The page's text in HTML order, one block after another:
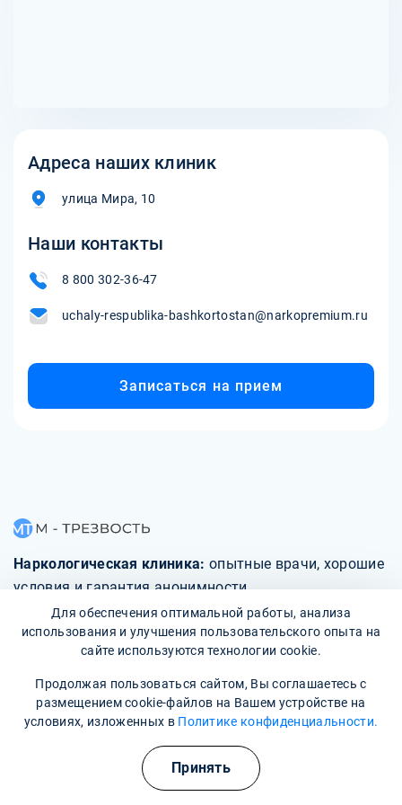
Адреса наших клиник
улица Мира, 10
Наши контакты
8 800 302-36-47
uchaly-respublika-bashkortostan@narkopremium.ru
Записаться на прием
Наркологическая клиника: опытные врачи, хорошие
условия и гарантия анонимности
Свяжитесь с нами
Для обеспечения оптимальной работы, анализа
использования и улучшения пользовательского опыта на
сайте используются технологии cookie.
Продолжая пользоваться сайтом, Вы соглашаетесь с
размещением cookie-файлов на Вашем устройстве на
условиях, изложенных в Политике конфиденциальности.
Принять